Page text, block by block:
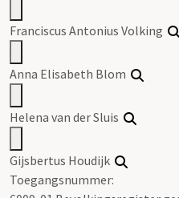
Franciscus Antonius Volking
Anna Elisabeth Blom
Helena van der Sluis
Gijsbertus Houdijk
Toegangsnummer: